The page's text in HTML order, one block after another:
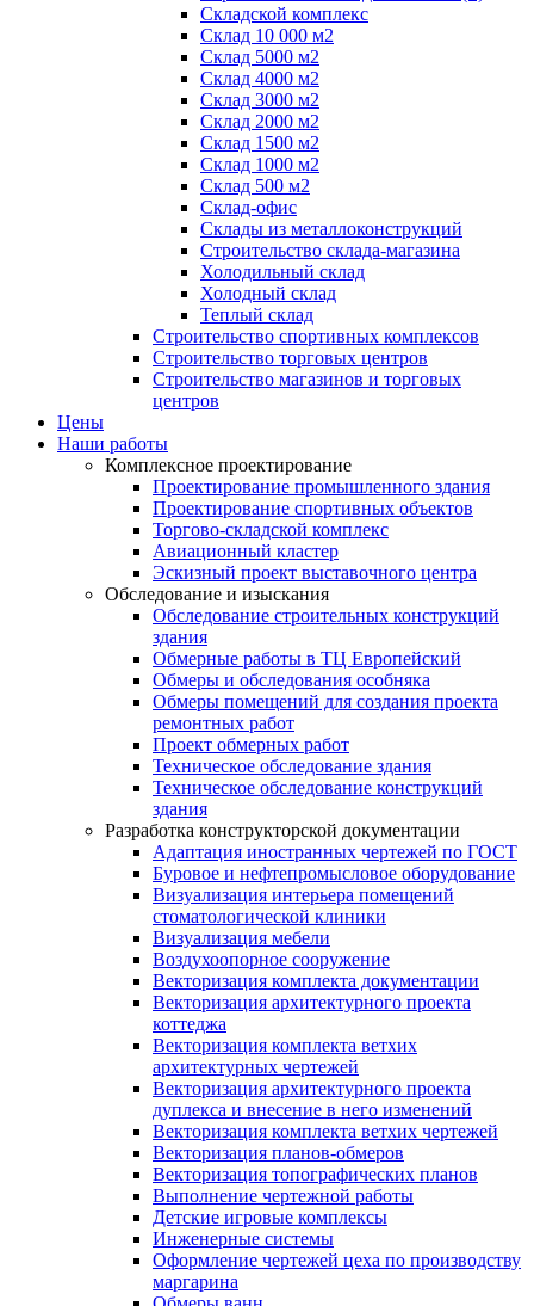
Складской комплекс
Склад 10 000 м2
Склад 5000 м2
Склад 4000 м2
Склад 3000 м2
Склад 2000 м2
Склад 1500 м2
Склад 1000 м2
Склад 500 м2
Склад-офис
Склады из металлоконструкций
Строительство склада-магазина
Холодильный склад
Холодный склад
Теплый склад
Строительство спортивных комплексов
Строительство торговых центров
Строительство магазинов и торговых
центров
Цены
Наши работы
Комплексное проектирование
Проектирование промышленного здания
Проектирование спортивных объектов
Торгово-складской комплекс
Авиационный кластер
Эскизный проект выставочного центра
Обследование и изыскания
Обследование строительных конструкций
здания
Обмерные работы в ТЦ Европейский
Обмеры и обследования особняка
Обмеры помещений для создания проекта
ремонтных работ
Проект обмерных работ
Техническое обследование здания
Техническое обследование конструкций
здания
Разработка конструкторской документации
Адаптация иностранных чертежей по ГОСТ
Буровое и нефтепромысловое оборудование
Визуализация интерьера помещений
стоматологической клиники
Визуализация мебели
Воздухоопорное сооружение
Векторизация комплекта документации
Векторизация архитектурного проекта
коттеджа
Векторизация комплекта ветхих
архитектурных чертежей
Векторизация архитектурного проекта
дуплекса и внесение в него изменений
Векторизация комплекта ветхих чертежей
Векторизация планов-обмеров
Векторизация топографических планов
Выполнение чертежной работы
Детские игровые комплексы
Инженерные системы
Оформление чертежей цеха по производству
маргарина